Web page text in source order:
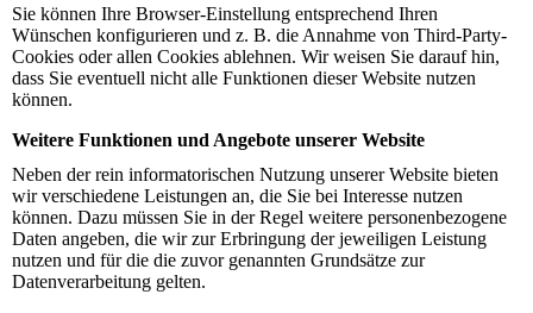
Sie können Ihre Browser-Einstellung entsprechend Ihren
Wünschen konfigurieren und z. B. die Annahme von Third-Party-
Cookies oder allen Cookies ablehnen. Wir weisen Sie darauf hin,
dass Sie eventuell nicht alle Funktionen dieser Website nutzen
können.
Weitere Funktionen und Angebote unserer Website
Neben der rein informatorischen Nutzung unserer Website bieten
wir verschiedene Leistungen an, die Sie bei Interesse nutzen
können. Dazu müssen Sie in der Regel weitere personenbezogene
Daten angeben, die wir zur Erbringung der jeweiligen Leistung
nutzen und für die die zuvor genannten Grundsätze zur
Datenverarbeitung gelten.